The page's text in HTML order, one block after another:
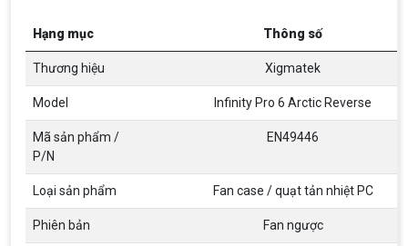
Hạng mục Thông số
Thương hiệu Xigmatek
Model Infinity Pro 6 Arctic Reverse
Mã sản phẩm /
P/N
EN49446
Loại sản phẩm Fan case / quạt tản nhiệt PC
Phiên bản Fan ngược
Top 18 tựa game PC huyền thoại gắn liền
với tuổi thơ của game thủ Việt vào những
Họa AMD Radeon™ RX 6600 XT